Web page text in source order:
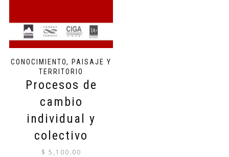
CONOCIMIENTO, PAISAJE Y
TERRITORIO
Procesos de
cambio
individual y
colectivo
$ 5,100.00